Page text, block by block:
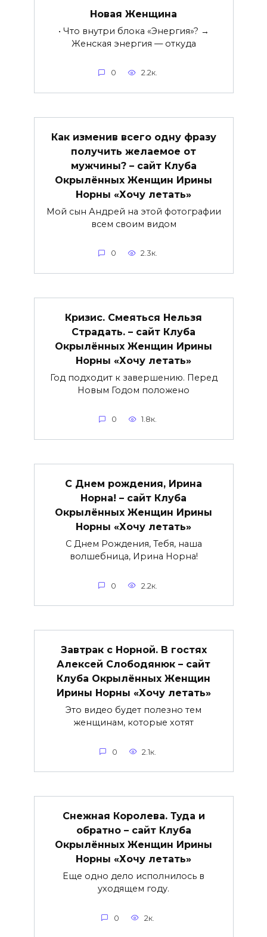
Новая Женщина
• Что внутри блока «Энергия»? →
Женская энергия — откуда
0 2.2к.
Как изменив всего одну фразу
получить желаемое от
мужчины? – сайт Клуба
Окрылённых Женщин Ирины
Норны «Хочу летать»
Мой сын Андрей на этой фотографии
всем своим видом
0 2.3к.
Кризис. Смеяться Нельзя
Страдать. – сайт Клуба
Окрылённых Женщин Ирины
Норны «Хочу летать»
Год подходит к завершению. Перед
Новым Годом положено
0 1.8к.
С Днем рождения, Ирина
Норна! – сайт Клуба
Окрылённых Женщин Ирины
Норны «Хочу летать»
С Днем Рождения, Тебя, наша
волшебница, Ирина Норна!
0 2.2к.
Завтрак с Норной. В гостях
Алексей Слободянюк – сайт
Клуба Окрылённых Женщин
Ирины Норны «Хочу летать»
Это видео будет полезно тем
женщинам, которые хотят
0 2.1к.
Снежная Королева. Туда и
обратно – сайт Клуба
Окрылённых Женщин Ирины
Норны «Хочу летать»
Еще одно дело исполнилось в
уходящем году.
0 2к.